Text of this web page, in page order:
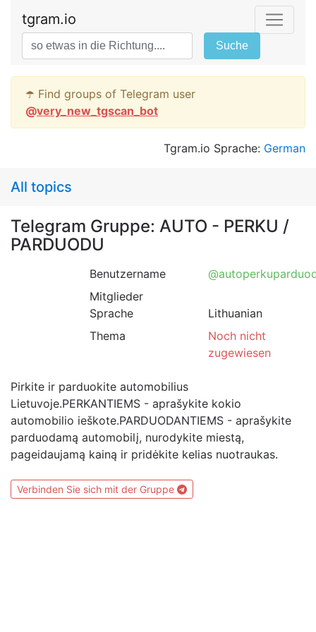
tgram.io
Suche
☂️ Find groups of Telegram user
@very_new_tgscan_bot
Tgram.io Sprache: German
All topics
Telegram Gruppe: AUTO - PERKU /
PARDUODU
Benutzername
Mitglieder
Sprache
Lithuanian
Thema
Noch nicht
zugewiesen
Pirkite ir parduokite automobilius
Lietuvoje.PERKANTIEMS - aprašykite kokio
automobilio ieškote.PARDUODANTIEMS - aprašykite
parduodamą automobilį, nurodykite miestą,
pageidaujamą kainą ir pridėkite kelias nuotraukas.
Verbinden Sie sich mit der Gruppe